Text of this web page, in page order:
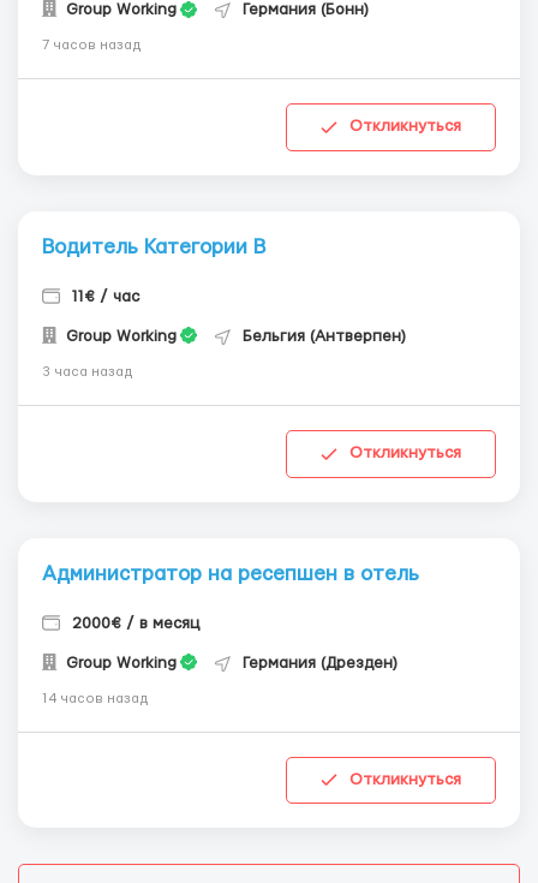
Group Working Германия (Бонн)
7 часов назад
Откликнуться
Водитель Категории В
11€ / час
Group Working Бельгия (Антверпен)
3 часа назад
Откликнуться
Администратор на ресепшен в отель
2000€ / в месяц
Group Working Германия (Дрезден)
14 часов назад
Откликнуться